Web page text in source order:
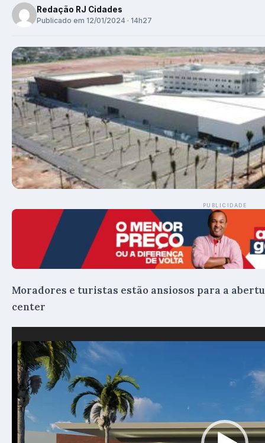
Redação RJ Cidades
Publicado em 12/01/2024 · 14h27
PUBLICIDADE
Moradores e turistas estão ansiosos para a
center
de
vídeo